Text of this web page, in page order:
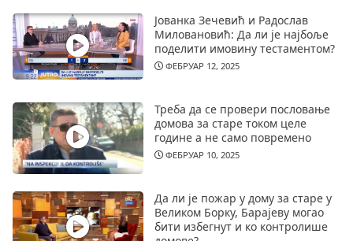
Јованка Зечевић и Радослав
Миловановић: Да ли је најбоље
поделити имовину тестаментом?
ФЕБРУАР 12, 2025
Треба да се провери пословање
домова за старе током целе
године а не само повремено
ФЕБРУАР 10, 2025
Да ли је пожар у дому за старе у
Великом Борку, Барајеву могао
бити избегнут и ко контролише